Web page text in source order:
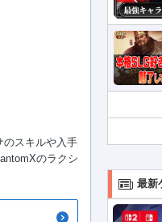
のスキルや入手
のラクシ
最新